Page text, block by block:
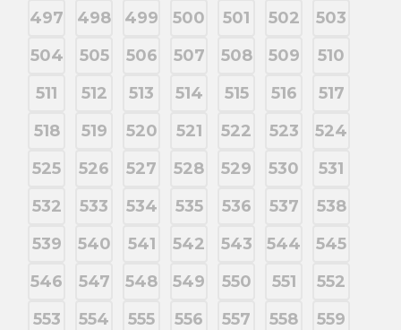
497 498 499 500 501 502
503
504
505 506 507 508 509
510
511
512 513 514 515 516
517
518
519 520 521 522 523
524
525
526 527 528 529 530
531
532
533 534 535 536 537
538
539
540 541 542 543 544
545
546
547 548 549 550 551
552
553
554 555 556 557 558
559